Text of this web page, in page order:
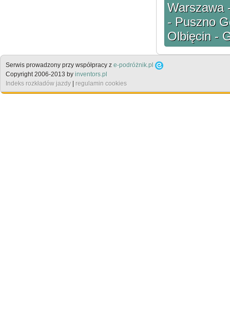
Warszawa
- Puszno
Olbięcin -
Serwis prowadzony przy współpracy z e-podróżnik.pl
Copyright 2006-2013 by inventors.pl
Indeks rozkładów jazdy | regulamin cookies